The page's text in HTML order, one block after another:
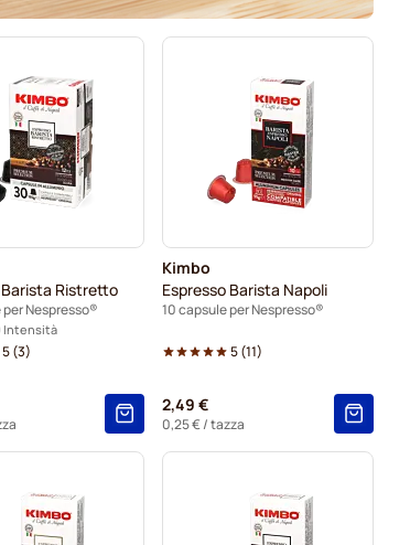
Barista Ristretto
Nespresso®
Intensità
5(3)
Kimbo
Espresso Barista Napoli
10 capsule per Nespresso®
5(11)
2,49 €
0,25 €/ tazza